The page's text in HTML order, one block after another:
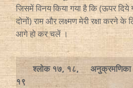
जिसमें विनय किया गया है कि (ऊपर दिये
दोनों) राम और लक्ष्मण मेरी रक्षा करने के
आगे हो कर चलें ।
श्लोक १७, १८,
१९
अनुक्रमणिका